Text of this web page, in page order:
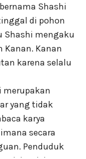
Shashi
di pohon
Shashi mengaku
Kanan. Kanan
karena selalu
merupakan
yang tidak
karya
secara
Penduduk